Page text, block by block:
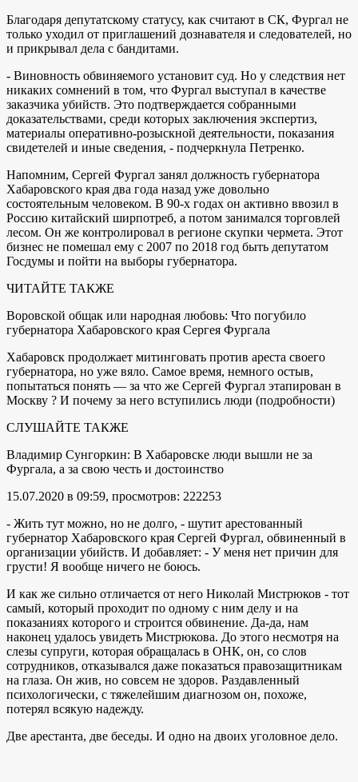
Благодаря депутатскому статусу, как считают в СК, Фургал не
только уходил от приглашений дознавателя и следователей, но
и прикрывал дела с бандитами.
- Виновность обвиняемого установит суд. Но у следствия нет
никаких сомнений в том, что Фургал выступал в качестве
заказчика убийств. Это подтверждается собранными
доказательствами, среди которых заключения экспертиз,
материалы оперативно-розыскной деятельности, показания
свидетелей и иные сведения, - подчеркнула Петренко.
Напомним, Сергей Фургал занял должность губернатора
Хабаровского края два года назад уже довольно
состоятельным человеком. В 90-х годах он активно ввозил в
Россию китайский ширпотреб, а потом занимался торговлей
лесом. Он же контролировал в регионе скупки чермета. Этот
бизнес не помешал ему с 2007 по 2018 год быть депутатом
Госдумы и пойти на выборы губернатора.
ЧИТАЙТЕ ТАКЖЕ
Воровской общак или народная любовь: Что погубило
губернатора Хабаровского края Сергея Фургала
Хабаровск продолжает митинговать против ареста своего
губернатора, но уже вяло. Самое время, немного остыв,
попытаться понять — за что же Сергей Фургал этапирован в
Москву ? И почему за него вступились люди (подробности)
СЛУШАЙТЕ ТАКЖЕ
Владимир Сунгоркин: В Хабаровске люди вышли не за
Фургала, а за свою честь и достоинство
15.07.2020 в 09:59, просмотров: 222253
- Жить тут можно, но не долго, - шутит арестованный
губернатор Хабаровского края Сергей Фургал, обвиненный в
организации убийств. И добавляет: - У меня нет причин для
грусти! Я вообще ничего не боюсь.
И как же сильно отличается от него Николай Мистрюков - тот
самый, который проходит по одному с ним делу и на
показаниях которого и строится обвинение. Да-да, нам
наконец удалось увидеть Мистрюкова. До этого несмотря на
слезы супруги, которая обращалась в ОНК, он, со слов
сотрудников, отказывался даже показаться правозащитникам
на глаза. Он жив, но совсем не здоров. Раздавленный
психологически, с тяжелейшим диагнозом он, похоже,
потерял всякую надежду.
Две арестанта, две беседы. И одно на двоих уголовное дело.